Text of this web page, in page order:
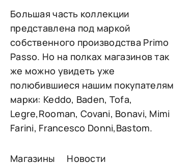
Магазины Новости
Большая часть коллекции
представлена под маркой
собственного производства Primo
Passo. Но на полках магазинов так
же можно увидеть уже
полюбившиеся нашим покупателям
марки: Keddo, Baden, Tofa,
Legre,Rooman, Covani, Bonavi, Mimi
Farini, Francesco Donni,Bastom.